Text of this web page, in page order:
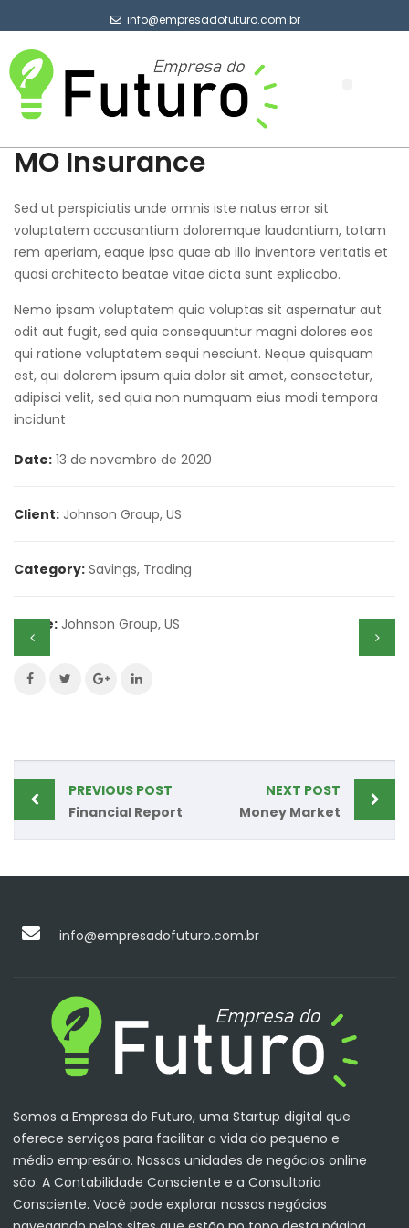
info@empresadofuturo.com.br
MO Insurance
Sed ut perspiciatis unde omnis iste natus error sit
voluptatem accusantium doloremque laudantium, totam
rem aperiam, eaque ipsa quae ab illo inventore veritatis et
quasi architecto beatae vitae dicta sunt explicabo.
Nemo ipsam voluptatem quia voluptas sit aspernatur aut
odit aut fugit, sed quia consequuntur magni dolores eos
qui ratione voluptatem sequi nesciunt. Neque quisquam
est, qui dolorem ipsum quia dolor sit amet, consectetur,
adipisci velit, sed quia non numquam eius modi tempora
incidunt
Date: 13 de novembro de 2020
Client: Johnson Group, US
Category: Savings, Trading
Value: Johnson Group, US
PREVIOUS POST
Financial Report
NEXT POST
Money Market
info@empresadofuturo.com.br
Somos a Empresa do Futuro, uma Startup digital que
oferece serviços para facilitar a vida do pequeno e
médio empresário. Nossas unidades de negócios online
são: A Contabilidade Consciente e a Consultoria
Consciente. Você pode explorar nossos negócios